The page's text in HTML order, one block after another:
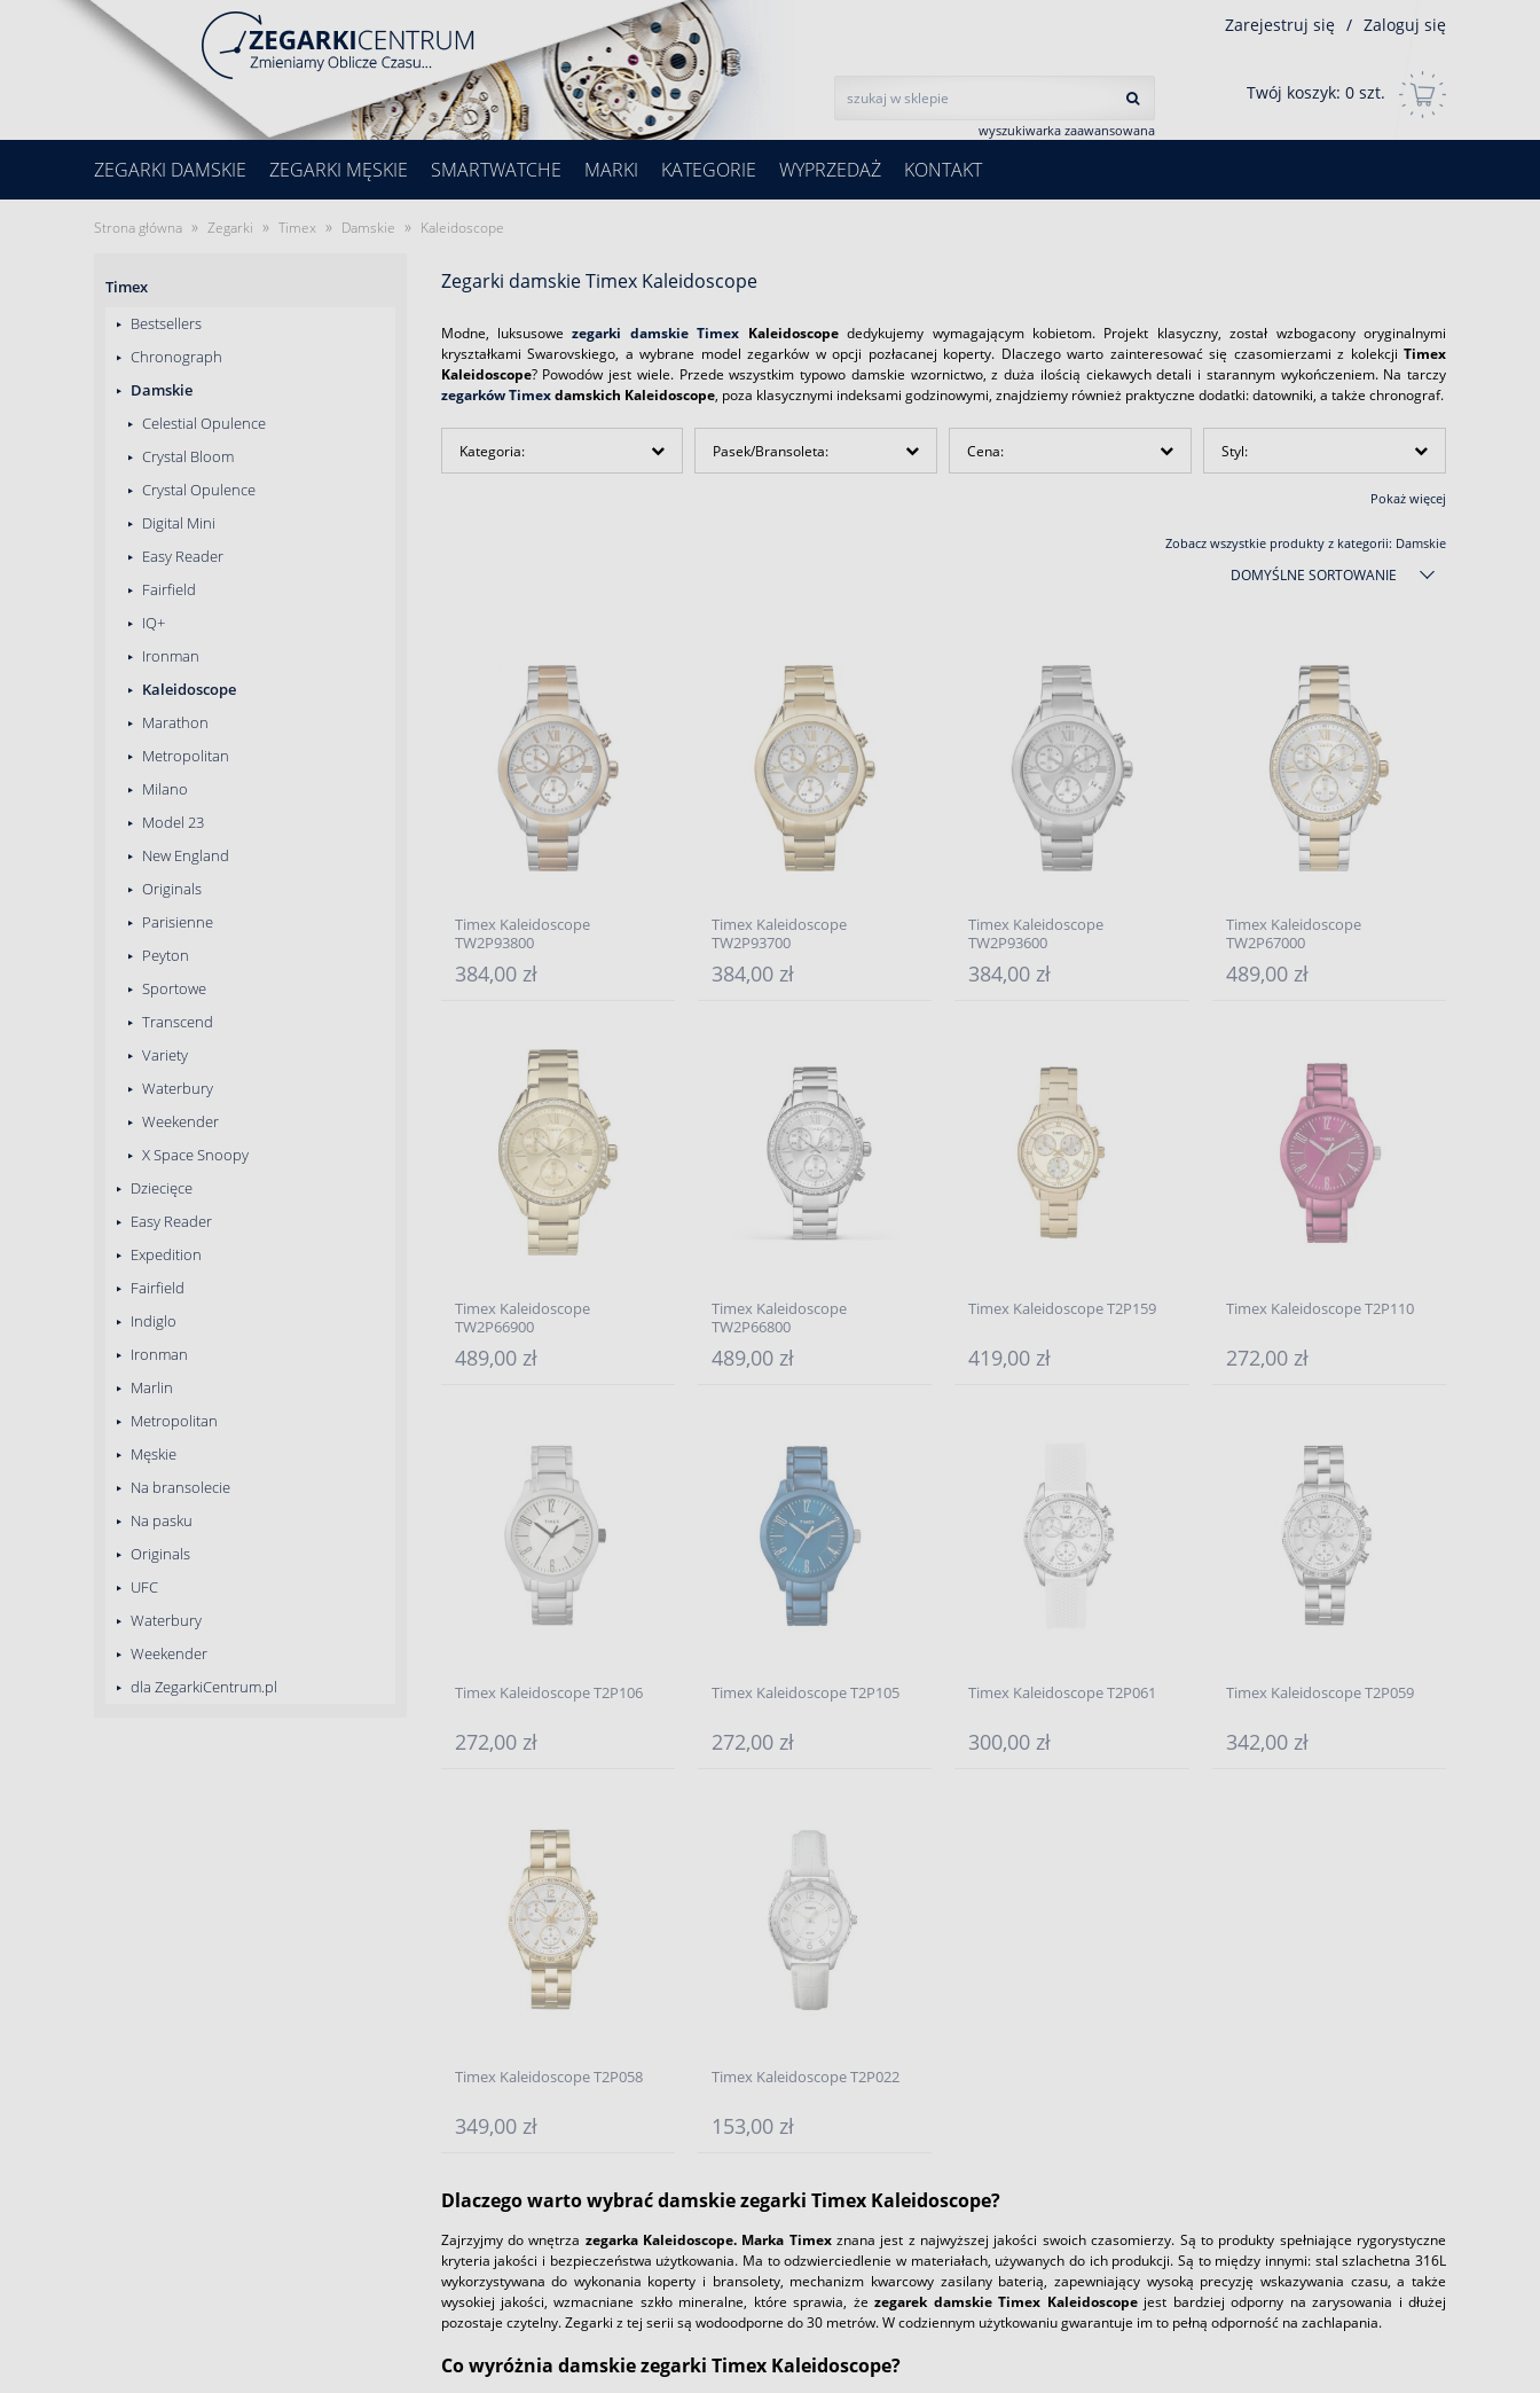
wyszukiwarka zaawansowana
Zarejestruj się / Zaloguj się
Twój koszyk: 0 szt.
ZEGARKI DAMSKIE ZEGARKI MĘSKIE SMARTWATCHE MARKI KATEGORIE WYPRZEDAŻ KONTAKT
Strona główna » Zegarki » Timex » Damskie » Kaleidoscope
Timex
Bestsellers
Chronograph
Damskie
Celestial Opulence
Crystal Bloom
Crystal Opulence
Digital Mini
Easy Reader
Fairfield
IQ+
Ironman
Kaleidoscope
Marathon
Metropolitan
Milano
Model 23
New England
Originals
Parisienne
Peyton
Sportowe
Transcend
Variety
Waterbury
Weekender
X Space Snoopy
Dziecięce
Easy Reader
Expedition
Fairfield
Indiglo
Ironman
Marlin
Metropolitan
Męskie
Na bransolecie
Na pasku
Originals
UFC
Waterbury
Weekender
dla ZegarkiCentrum.pl
Zegarki damskie Timex Kaleidoscope
Modne, luksusowezegarki damskie Timex Kaleidoscopededykujemy wymagającym kobietom. Projekt klasyczny, został wzbogacony oryginalnymi
kryształkami Swarovskiego, a wybrane model zegarków w opcji pozłacanej koperty. Dlaczego warto zainteresować się czasomierzami z kolekcji Timex
Kaleidoscope? Powodów jest wiele. Przede wszystkim typowo damskie wzornictwo, z duża ilością ciekawych detali i starannym wykończeniem. Na tarczy
zegarków Timexdamskich Kaleidoscope, poza klasycznymi indeksami godzinowymi, znajdziemy również praktyczne dodatki: datowniki, a także chronograf.
Kategoria: Pasek/Bransoleta: Cena: Styl:
Pokaż więcej
Zobacz wszystkie produkty z kategorii: Damskie
DOMYŚLNE SORTOWANIE
Timex Kaleidoscope
TW2P93800
384,00 zł
Timex Kaleidoscope
TW2P93700
384,00 zł
Timex Kaleidoscope
TW2P93600
384,00 zł
Timex Kaleidoscope
TW2P67000
489,00 zł
Timex Kaleidoscope
TW2P66900
489,00 zł
Timex Kaleidoscope
TW2P66800
489,00 zł
Timex Kaleidoscope T2P159
419,00 zł
Timex Kaleidoscope T2P110
272,00 zł
Timex Kaleidoscope T2P106
272,00 zł
Timex Kaleidoscope T2P105
272,00 zł
Timex Kaleidoscope T2P061
300,00 zł
Timex Kaleidoscope T2P059
342,00 zł
Timex Kaleidoscope T2P058
349,00 zł
Timex Kaleidoscope T2P022
153,00 zł
Dlaczego warto wybrać damskie zegarki Timex Kaleidoscope?
Zajrzyjmy do wnętrza zegarka Kaleidoscope. Marka Timexznana jest z najwyższej jakości swoich czasomierzy. Są to produkty spełniające rygorystyczne
kryteria jakości i bezpieczeństwa użytkowania. Ma to odzwierciedlenie w materiałach, używanych do ich produkcji. Są to między innymi: stal szlachetna 316L
wykorzystywana do wykonania koperty i bransolety, mechanizm kwarcowy zasilany baterią, zapewniający wysoką precyzję wskazywania czasu, a także
wysokiej jakości, wzmacniane szkło mineralne, które sprawia, żezegarek damskie Timex Kaleidoscopejest bardziej odporny na zarysowania i dłużej
pozostaje czytelny. Zegarki z tej serii są wodoodporne do 30 metrów. W codziennym użytkowaniu gwarantuje im to pełną odporność na zachlapania.
Co wyróżnia damskie zegarki Timex Kaleidoscope?